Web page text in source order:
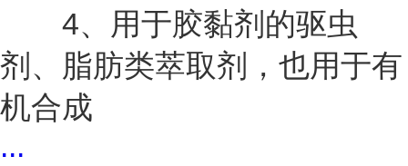
4、用于胶黏剂的驱虫
剂、脂肪类萃取剂，也用于有
机合成
...